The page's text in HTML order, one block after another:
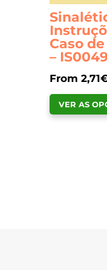
Caso
– IS0049
From 2,71
VER AS